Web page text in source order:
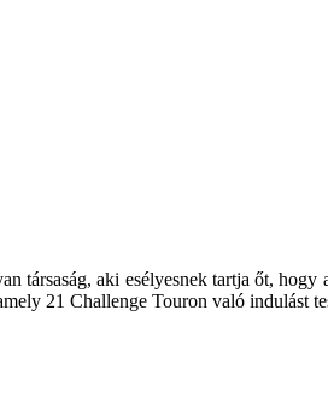
társaság, aki esélyesnek tartja őt,
21 Challenge Touron való indulást